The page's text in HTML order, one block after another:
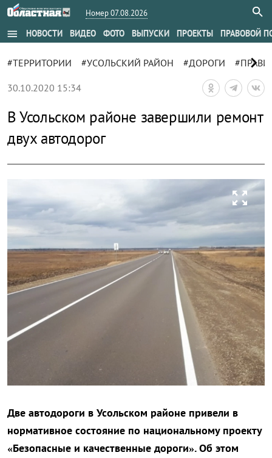
Номер 07.08.2026
menu НОВОСТИ ВИДЕО ФОТО ВЫПУСКИ ПРОЕКТЫ ПРАВОВОЙ
#ТЕРРИТОРИИ #УСОЛЬСКИЙ РАЙОН #ДОРОГИ chevron_right
30.10.2020 15:34
В Усольском районе завершили ремонт
двух автодорог
zoom_out_map
Две автодороги в Усольском районе привели в
нормативное состояние по национальному проекту
«Безопасные и качественные дороги». Об этом